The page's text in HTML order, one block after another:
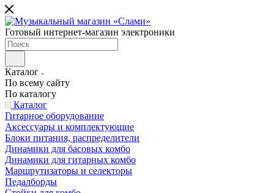
Готовый интернет-магазин электроники
Каталог
По всему сайту
По каталогу
Каталог
Гитарное оборудование
Аксессуары и комплектующие
Блоки питания, распределители
Динамики для басовых комбо
Динамики для гитарных комбо
Маршрутизаторы и селекторы
Педалборды